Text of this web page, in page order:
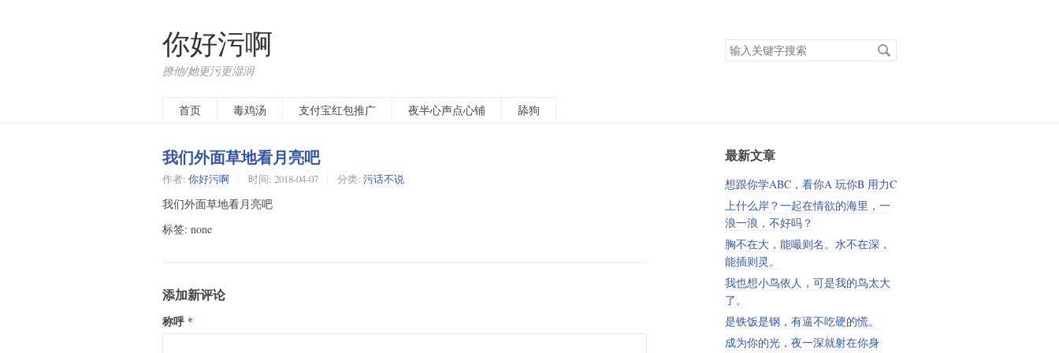
你好污啊
撩他/她更污更湿润
搜
索
首页
毒鸡汤 支付宝红包推广 夜半心声点心铺 舔狗
我们外面草地看月亮吧
作者: 你好污啊 时间: 2018-04-07 分类: 污话不说
我们外面草地看月亮吧
标签: none
添加新评论
称呼
最新文章
想跟你学ABC，看你A 玩你B 用力C
上什么岸？一起在情欲的海里，一
浪一浪，不好吗？
胸不在大，能嘬则名。水不在深，
能插则灵。
我也想小鸟依人，可是我的鸟太大
了。
是铁饭是钢，有逼不吃硬的慌。
成为你的光，夜一深就射在你身